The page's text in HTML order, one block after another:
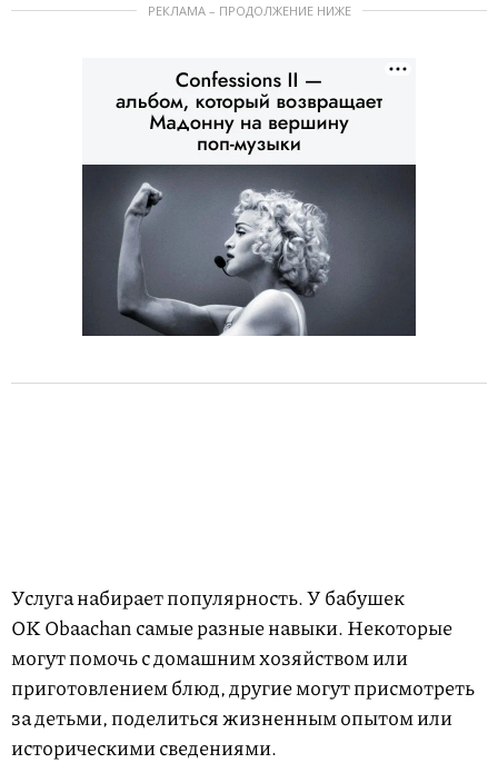
РЕКЛАМА – ПРОДОЛЖЕНИЕ НИЖЕ
Услуга набирает популярность. У бабушек
OK Obaachan самые разные навыки. Некоторые
могут помочь с домашним хозяйством или
приготовлением блюд, другие могут присмотреть
за детьми, поделиться жизненным опытом или
историческими сведениями.